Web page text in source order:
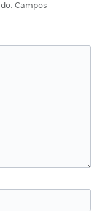
Campos